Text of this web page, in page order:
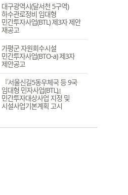
대구광역시(달서천 5구역)
하수관로정비 임대형
민간투자사업(BTL) 제3자 제안
재공고
가평군 자원회수시설
민간투자사업(BTO-a) 제3자
제안공고
『서울신길5동우체국 등 9국
임대형 민자사업(BTL)』
민간투자대상사업 지정 및
시설사업기본계획 고시